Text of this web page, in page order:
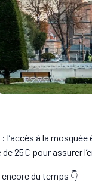
l’accès à la
25€ pour assurer
du temps 👇